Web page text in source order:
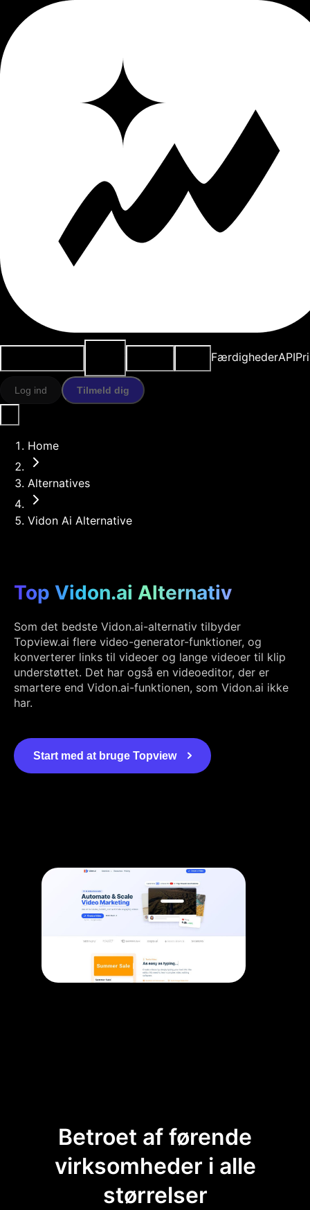
FærdighederAPI
Log ind Tilmeld dig
Home
Alternatives
Vidon Ai Alternative
Top Vidon.ai Alternativ
Som det bedste Vidon.ai-alternativ tilbyder
Topview.ai flere video-generator-funktioner, og
konverterer links til videoer og lange videoer til klip
understøttet. Det har også en videoeditor, der er
smartere end Vidon.ai-funktionen, som Vidon.ai ikke
har.
Start med at bruge Topview
Betroet af førende
virksomheder i alle
størrelser